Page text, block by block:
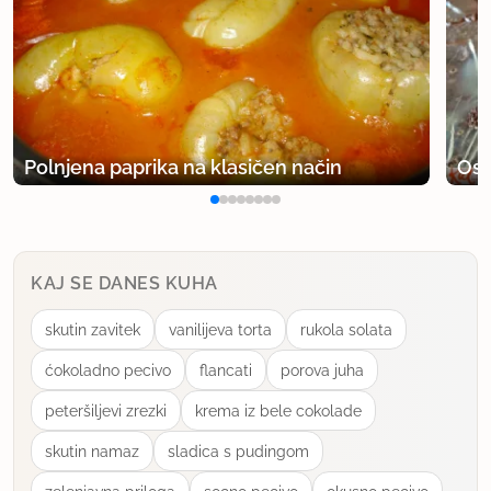
Polnjena paprika na klasičen način
KAJ SE DANES KUHA
skutin zavitek vanilijeva torta rukola solata
ćokoladno pecivo flancati porova juha
peteršiljevi zrezki krema iz bele cokolade
skutin namaz sladica s pudingom